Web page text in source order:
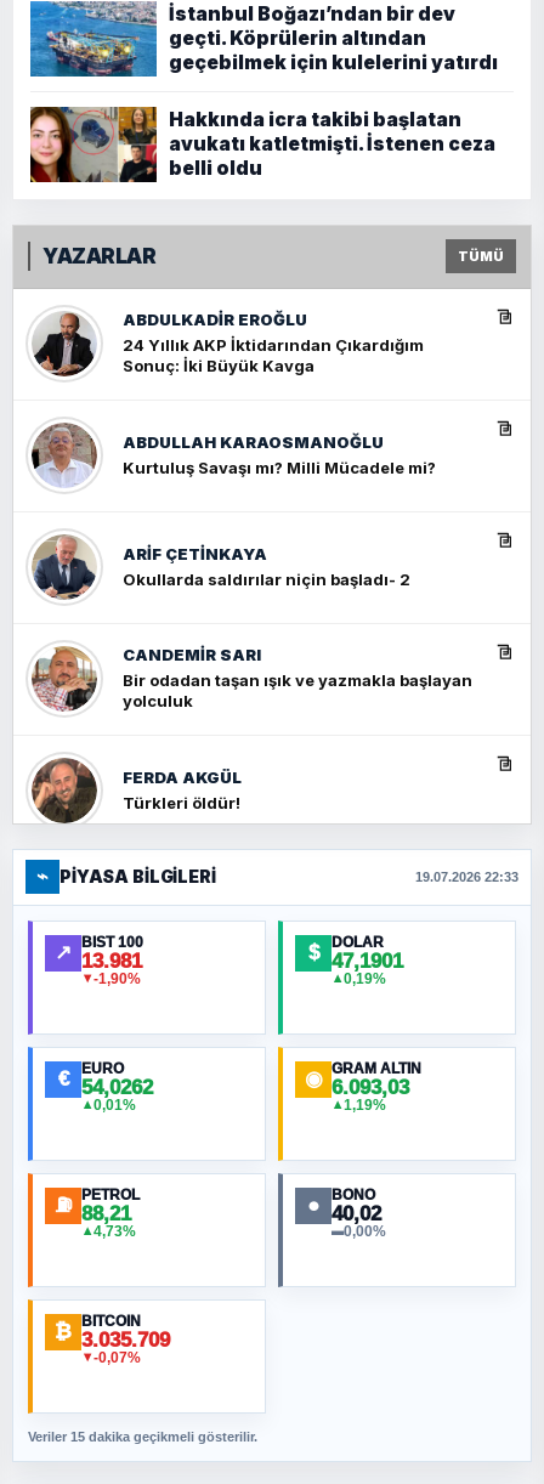
İstanbul Boğazı’ndan bir dev
geçti. Köprülerin altından
geçebilmek için kulelerini yatırdı
Hakkında icra takibi başlatan
avukatı katletmişti. İstenen ceza
belli oldu
YAZARLAR TÜMÜ
ABDULKADIR EROĞLU
24 Yıllık AKP İktidarından Çıkardığım
Sonuç: İki Büyük Kavga
ABDULLAH KARAOSMANOĞLU
Kurtuluş Savaşı mı? Milli Mücadele mi?
ARIF ÇETİNKAYA
Okullarda saldırılar niçin başladı- 2
CANDEMIR SARI
Bir odadan taşan ışık ve yazmakla başlayan
yolculuk
FERDA AKGÜL
Türkleri öldür!
FERHAT BÜYÜKKALKAN
Ankara Zirvesi: NATO Toplantısı mı, Yeni
Ortadoğu Haritasının Provası mı?
MURAT ÖZKAN
NURETTIN BÖLÜK
ORHAN KILIÇOĞLU
Fahişeye beyinli bir müstevli alçağına
SAVAŞ ŞAHİN
⌁ PIYASA BILGILERI 19.07.2026 22:33
↗ BIST 100
13.981
▼-1,90%
$ DOLAR
47,1901
▲0,19%
€ EURO
54,0262
▲0,01%
◉ GRAM ALTIN
6.093,03
▲1,19%
⛽ PETROL
88,21
▲4,73%
● BONO
40,02
▬0,00%
₿ BITCOIN
3.035.709
▼-0,07%
Veriler 15 dakika geçikmeli gösterilir.